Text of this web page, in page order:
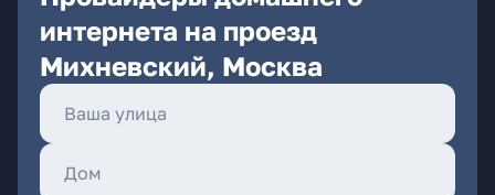
интернета на проезд
Михневский, Москва